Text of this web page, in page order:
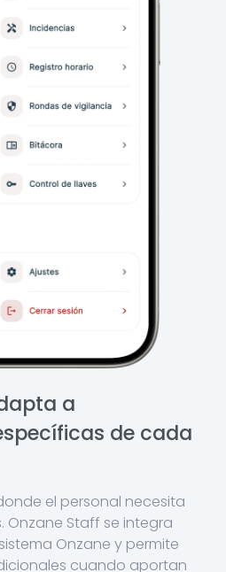
a
de cada
el personal necesita
Staff se integra
Onzane y permite
cuando aportan